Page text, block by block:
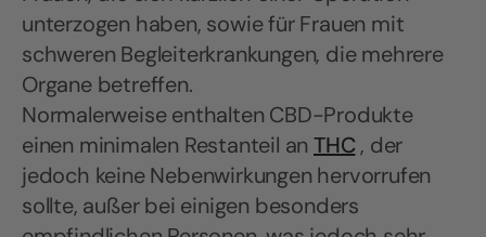
unterzogen haben, sowie für Frauen mit
schweren Begleiterkrankungen, die mehrere
Organe betreffen.
Normalerweise enthalten CBD-Produkte
einen minimalen Restanteil anTHC, der
jedoch keine Nebenwirkungen hervorrufen
sollte, außer bei einigen besonders